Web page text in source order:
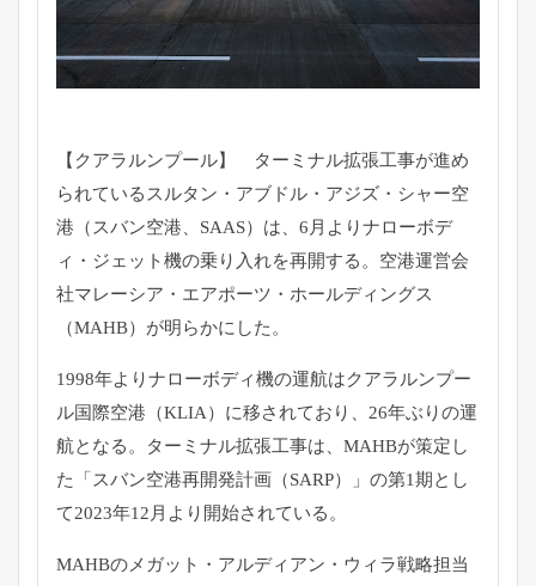
【クアラルンプール】 ターミナル拡張工事が進め
られているスルタン・アブドル・アジズ・シャー空
港（スバン空港、SAAS）は、6月よりナローボデ
ィ・ジェット機の乗り入れを再開する。空港運営会
社マレーシア・エアポーツ・ホールディングス
（MAHB）が明らかにした。
1998年よりナローボディ機の運航はクアラルンプー
ル国際空港（KLIA）に移されており、26年ぶりの運
航となる。ターミナル拡張工事は、MAHBが策定し
た「スバン空港再開発計画（SARP）」の第1期とし
て2023年12月より開始されている。
MAHBのメガット・アルディアン・ウィラ戦略担当